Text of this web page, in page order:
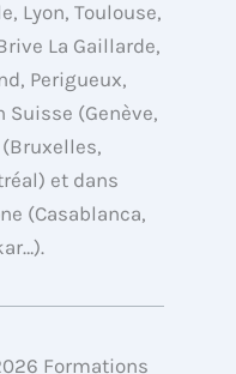
e
o
k
Lyon, Toulouse,
La Gaillarde,
Perigueux,
Suisse (Genève,
et dans
(Casablanca,
Formations